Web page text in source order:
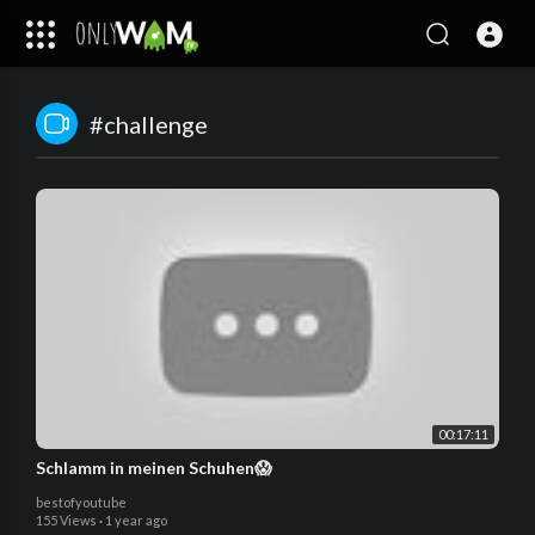
#challenge
00:17:11
Schlamm in meinen Schuhen😱
bestofyoutube
155 Views · 1 year ago